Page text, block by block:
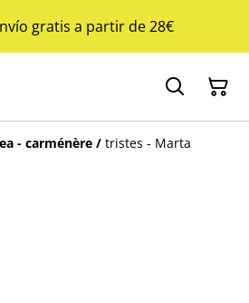
gratis a partir de 28€
- carménère / tristes - Marta